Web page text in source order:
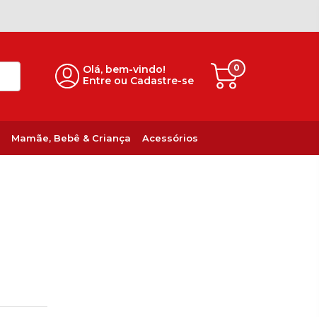
Olá, bem-vindo!
Entre ou Cadastre-se
0
Mamãe, Bebê & Criança Acessórios